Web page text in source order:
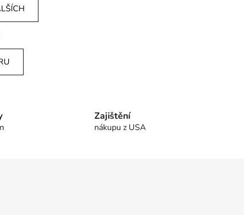
Zajištění
nákupu z USA